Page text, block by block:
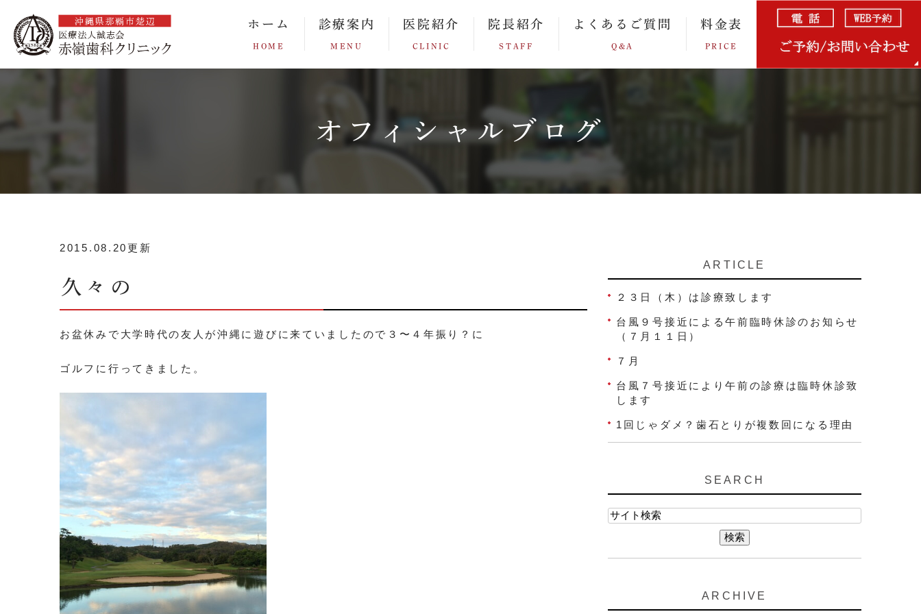
ホーム
HOME
診療案内
MENU
医院紹介
CLINIC
院長紹介
STAFF
よくあるご質問
Q&A
料金表
PRICE
オフィシャルブログ
2015.08.20更新
久々の
お盆休みで大学時代の友人が沖縄に遊びに来ていましたので３〜４年振り？に
ゴルフに行ってきました。
ARTICLE
２３日（木）は診療致します
台風９号接近による午前臨時休診のお知らせ
（７月１１日）
７月
台風７号接近により午前の診療は臨時休診致
します
1回じゃダメ？歯石とりが複数回になる理由
SEARCH
ARCHIVE